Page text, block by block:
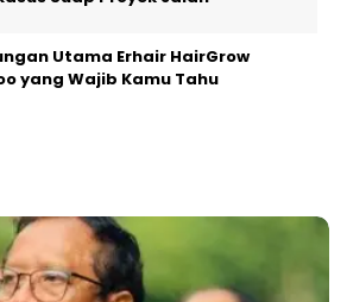
Utama Erhair HairGrow
yang Wajib Kamu Tahu